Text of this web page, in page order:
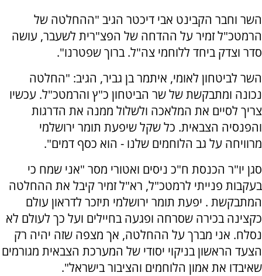
השר וחבר הקבינט אבי דיכטר הגיב "ההחלטה של
הרמטכ"ל זמיר על ההדחה של הפצ"רית לשעבר, עושה
סדר וצדק ביחד ללוחמי צה"ל. ברוך שפטרנו".
השר לביטחון לאומי, איתמר בן גביר, הגיב: "החלטה
נכונה ומתבקשת של שר הביטחון כ"ץ והרמטכ"ל. עכשיו
צריך לסיים את המלאכה ולשלול ממנה את הדרגות
והפנסיה הצבאית. כל שקל שיפעת תומר ירושלמי
מרוויחה על גב הלוחמים שלנו - הוא כסף דמים".
סגן יו"ר הכנסת ח"כ ניסים ואטורי מסר "אני שמח כי
בעקבות פנייתי לרמטכ"ל, רא"ל זמיר קיבל את ההחלטה
המתבקשת . יפעת תומר ירושלמי תיזכר לדראון עולם
כקצינה בכירה שסרחה ופגעה בחיילים ועל כך לעולם לא
נסלח. אני מברך על ההחלטה, אך מצפה שזה יהיה רק
הצעד הראשון בניקוי יסודי של המערכת הצבאית מגורמים
שאיבדו את אמון הלוחמים והציבור בישראל".